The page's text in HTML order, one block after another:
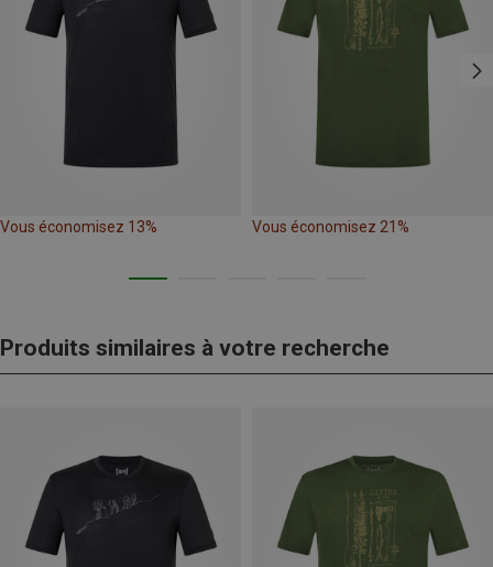
Vous économisez 13% Vous économisez 21%
Produits similaires à votre recherche